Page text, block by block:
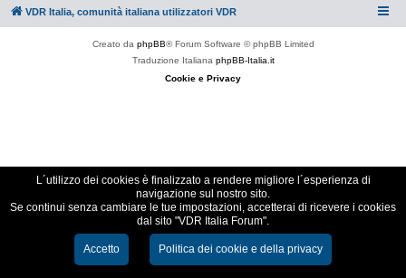
VDR Italia, comunità italiana utilizzatori VDR
Creato da phpBB® Forum Software © phpBB Limited
Traduzione Italiana phpBB-Italia.it
Cookie e Privacy
L´utilizzo dei cookies è finalizzato a rendere migliore l´esperienza di
navigazione sul nostro sito.
Se continui senza cambiare le tue impostazioni, accetterai di ricevere i cookies
dal sito "VDR Italia Forum".
Accetto Politica dei cookie e della privacy